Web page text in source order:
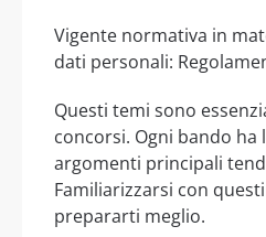
Vigente normativa in
dati personali:
Questi temi sono
concorsi. Ogni bando ha
argomenti principali
Familiarizzarsi con
prepararti meglio.